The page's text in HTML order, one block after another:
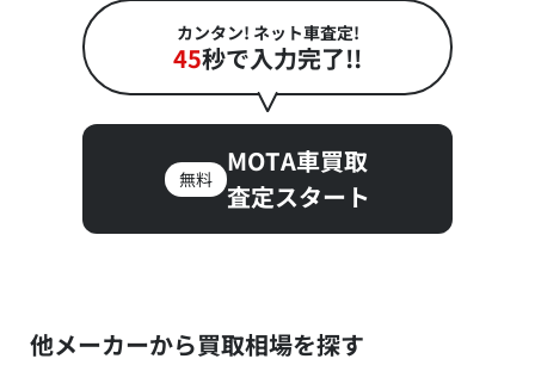
カンタン! ネット車査定!
45秒で入力完了!!
無料
MOTA車買取
査定スタート
他メーカーから買取相場を探す